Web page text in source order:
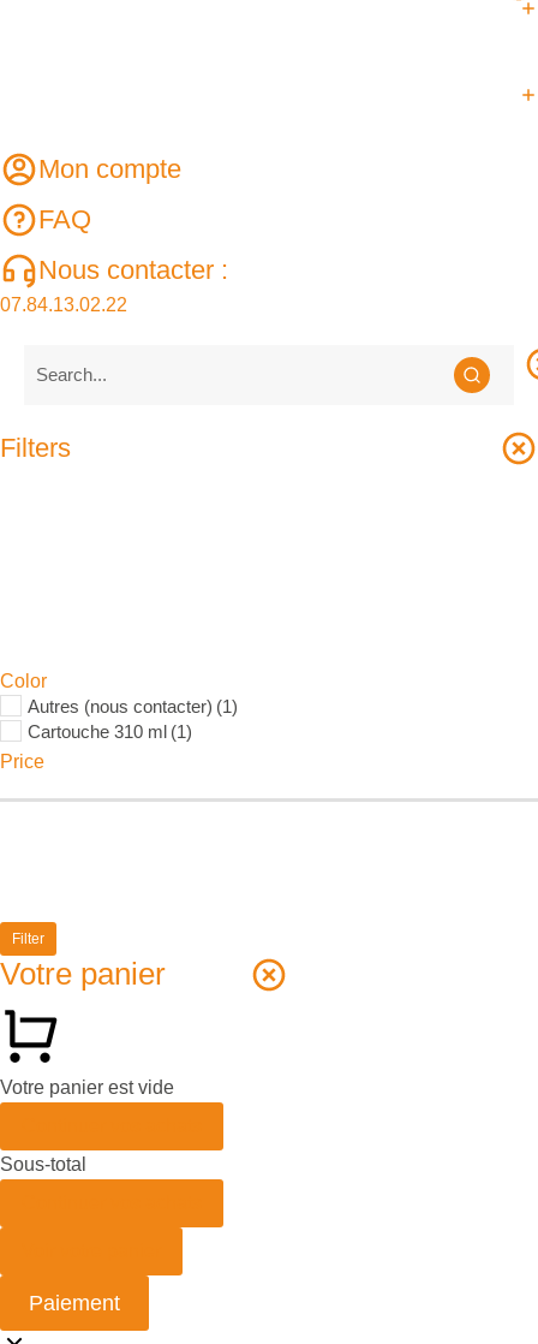
Mon compte
FAQ
Nous contacter :
07.84.13.02.22
Filters
Color
Autres (nous contacter) (1)
Cartouche 310 ml (1)
Price
Filter
Votre panier
Votre panier est vide
Sous-total
Paiement